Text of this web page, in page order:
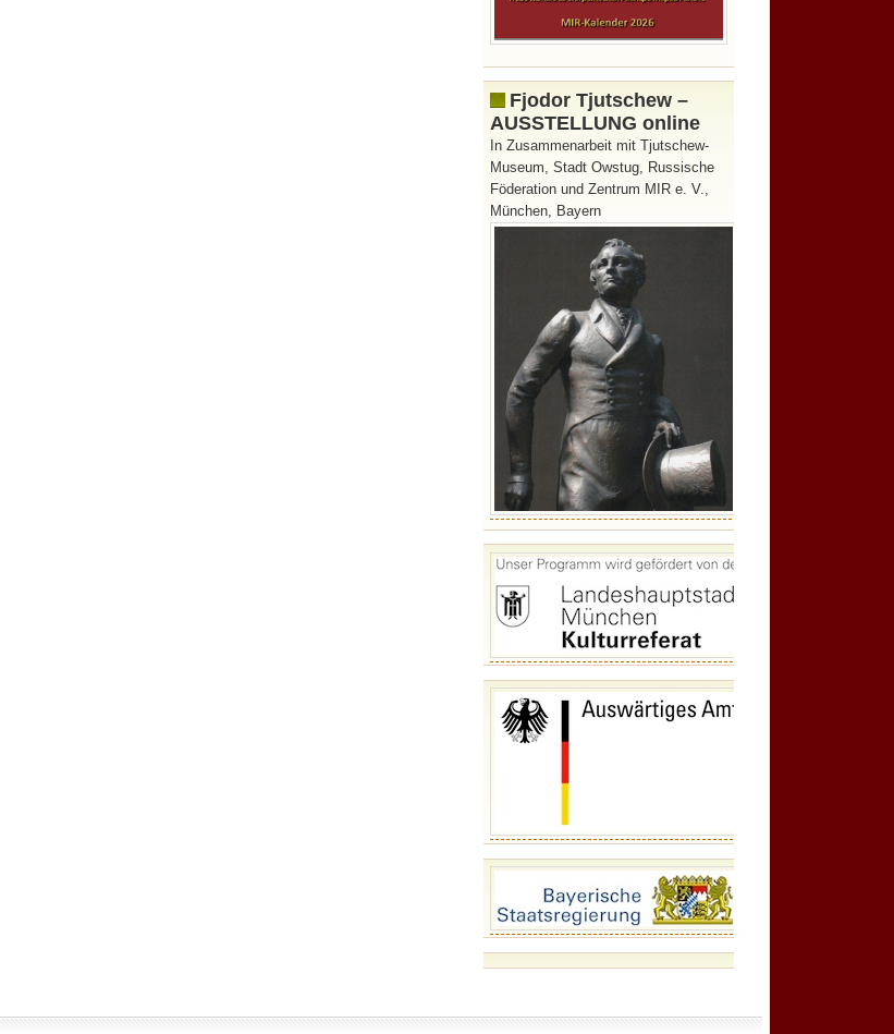
Fjodor Tjutschew –
AUSSTELLUNG online
In Zusammenarbeit mit Tjutschew-
Museum, Stadt Owstug, Russische
Föderation und Zentrum MIR e. V.,
München, Bayern